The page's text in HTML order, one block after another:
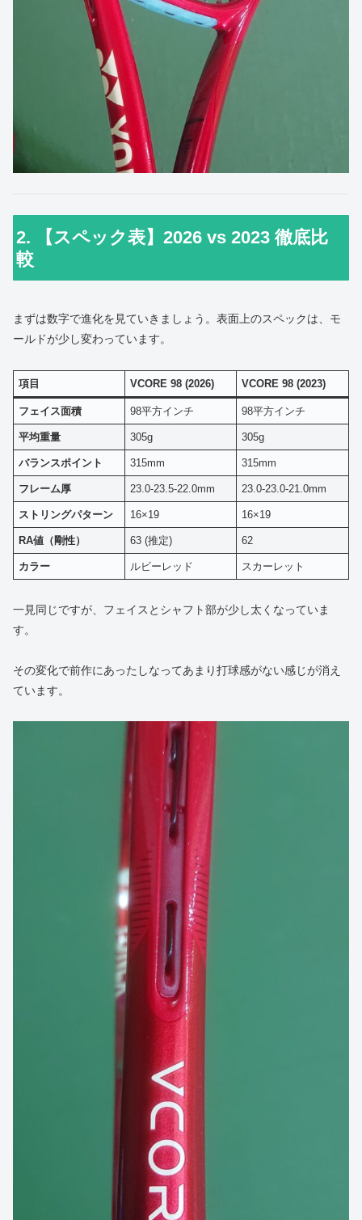
2. 【スペック表】2026 vs 2023 徹底比
較
まずは数字で進化を見ていきましょう。表面上のスペックは、モ
ールドが少し変わっています。
項目 VCORE 98 (2026) VCORE 98 (2023)
フェイス面積 98平方インチ 98平方インチ
平均重量 305g 305g
バランスポイント 315mm 315mm
フレーム厚 23.0-23.5-22.0mm 23.0-23.0-21.0mm
ストリングパターン 16×19 16×19
RA値（剛性） 63 (推定) 62
カラー ルビーレッド スカーレット
一見同じですが、フェイスとシャフト部が少し太くなっていま
す。
その変化で前作にあったしなってあまり打球感がない感じが消え
ています。